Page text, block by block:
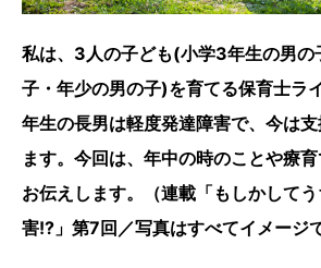
私は、3人の子ども(小学3年生の男の
子・年少の男の子)を育てる保育士ラ
年生の長男は軽度発達障害で、今は
ます。今回は、年中の時のことや療
お伝えします。（連載「もしかして
害!?」第7回／写真はすべてイメージ